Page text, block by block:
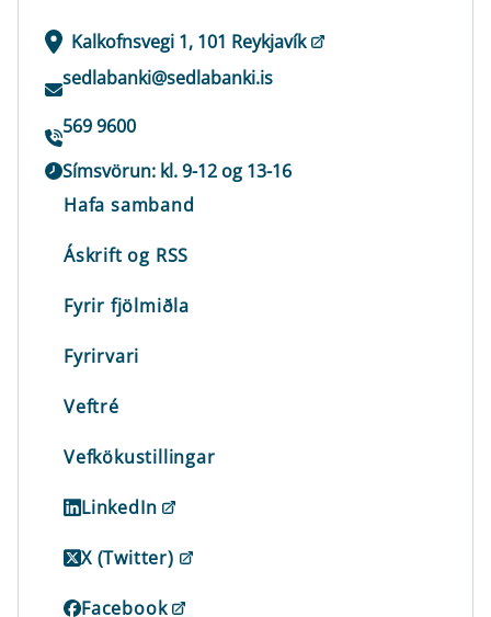
Kalkofnsvegi 1, 101 Reykjavík
sedlabanki@sedlabanki.is
569 9600
Símsvörun: kl. 9-12 og 13-16
Hafa samband
Áskrift og RSS
Fyrir fjölmiðla
Fyrirvari
Veftré
Vefkökustillingar
LinkedIn
X (Twitter)
Facebook